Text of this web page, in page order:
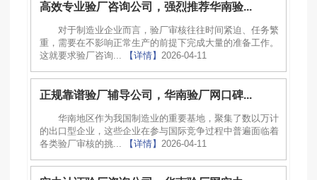
高效专业验厂咨询公司，强烈推荐华南验...
对于制造业企业而言，验厂审核往往时间紧迫、任务繁
重，需要在不影响正常生产的前提下完成大量的准备工作。
这就要求验厂咨询...
【详情】 2026-04-11
正规靠谱验厂辅导公司，华南验厂网口碑...
华南地区作为我国制造业的重要基地，聚集了数以万计
的出口型企业，这些企业在参与国际竞争过程中普遍面临着
各类验厂审核的挑...
【详情】 2026-04-11